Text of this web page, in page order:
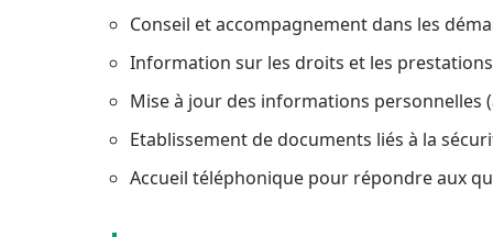
Conseil et accompagnement dans les
Information sur les droits et les prestations
Mise à jour des informations personnelles
Etablissement de documents liés à la
Accueil téléphonique pour répondre aux